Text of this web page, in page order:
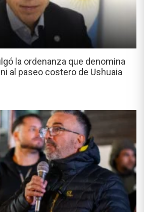
la ordenanza que denomina
al paseo costero de Ushuaia